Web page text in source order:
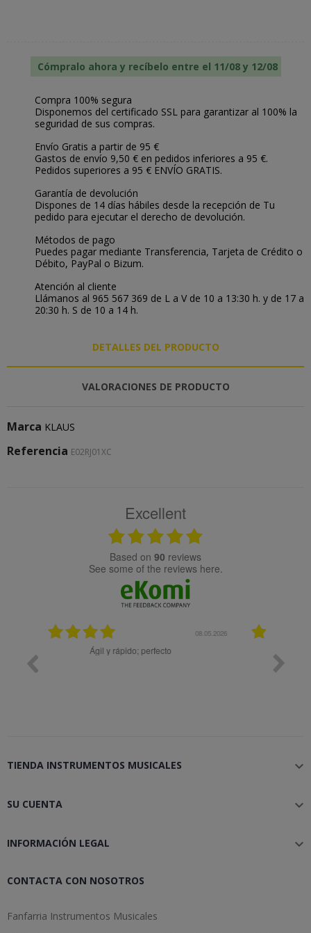
Cómpralo ahora y recíbelo entre el 11/08 y 12/08
Compra 100% segura
Disponemos del certificado SSL para garantizar al 100% la
seguridad de sus compras.
Envío Gratis a partir de 95 €
Gastos de envío 9,50 € en pedidos inferiores a 95 €.
Pedidos superiores a 95 € ENVÍO GRATIS.
Garantía de devolución
Dispones de 14 días hábiles desde la recepción de Tu
pedido para ejecutar el derecho de devolución.
Métodos de pago
Puedes pagar mediante Transferencia, Tarjeta de Crédito o
Débito, PayPal o Bizum.
Atención al cliente
Llámanos al 965 567 369 de L a V de 10 a 13:30 h. y de 17 a
20:30 h. S de 10 a 14 h.
DETALLES DEL PRODUCTO
VALORACIONES DE PRODUCTO
Marca KLAUS
Referencia E02RJ01XC
Excellent
based on 90 reviews
see some of the reviews here.
08.04.2026
Muy bien
TIENDA INSTRUMENTOS MUSICALES 
SU CUENTA 
INFORMACIÓN LEGAL 
CONTACTA CON NOSOTROS
Fanfarria Instrumentos Musicales